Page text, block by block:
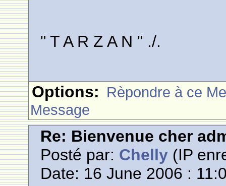
" T A R Z A N " ./.
Options: Rèpondre à ce
Message
Re: Bienvenue cher
Posté par: Chelly (IP
Date: 16 June 2006 :